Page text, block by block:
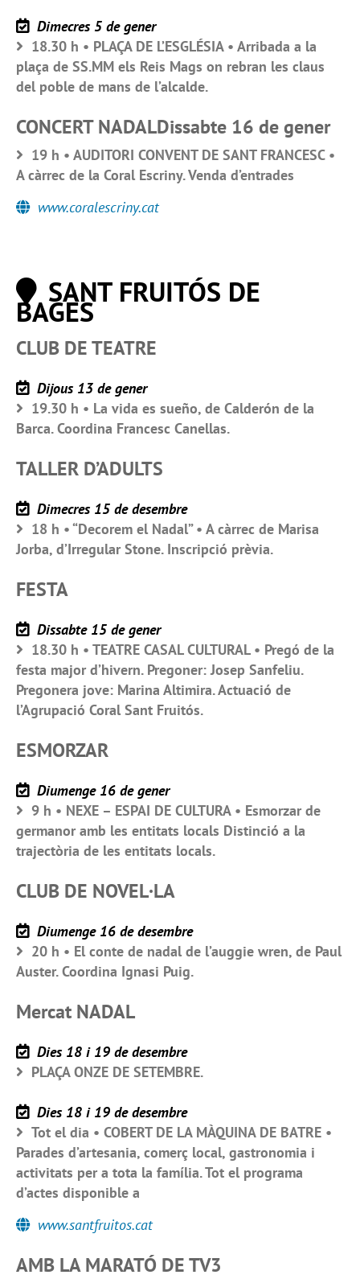
Dimecres 5 de gener
18.30 h • PLAÇA DE L’ESGLÉSIA • Arribada a la
plaça de SS.MM els Reis Mags on rebran les claus
del poble de mans de l’alcalde.
CONCERT NADALDissabte 16 de gener
19 h • AUDITORI CONVENT DE SANT FRANCESC •
A càrrec de la Coral Escriny. Venda d’entrades
www.coralescriny.cat
SANT FRUITÓS DE
BAGES
CLUB DE TEATRE
Dijous 13 de gener
19.30 h • La vida es sueño, de Calderón de la
Barca. Coordina Francesc Canellas.
TALLER D’ADULTS
Dimecres 15 de desembre
18 h • “Decorem el Nadal” • A càrrec de Marisa
Jorba, d’Irregular Stone. Inscripció prèvia.
FESTA
Dissabte 15 de gener
18.30 h • TEATRE CASAL CULTURAL • Pregó de la
festa major d’hivern. Pregoner: Josep Sanfeliu.
Pregonera jove: Marina Altimira. Actuació de
l’Agrupació Coral Sant Fruitós.
ESMORZAR
Diumenge 16 de gener
9 h • NEXE – ESPAI DE CULTURA • Esmorzar de
germanor amb les entitats locals Distinció a la
trajectòria de les entitats locals.
CLUB DE NOVEL·LA
Diumenge 16 de desembre
20 h • El conte de nadal de l’auggie wren, de Paul
Auster. Coordina Ignasi Puig.
Mercat NADAL
Dies 18 i 19 de desembre
PLAÇA ONZE DE SETEMBRE.
Dies 18 i 19 de desembre
Tot el dia • COBERT DE LA MÀQUINA DE BATRE •
Parades d’artesania, comerç local, gastronomia i
activitats per a tota la família. Tot el programa
d’actes disponible a
www.santfruitos.cat
AMB LA MARATÓ DE TV3